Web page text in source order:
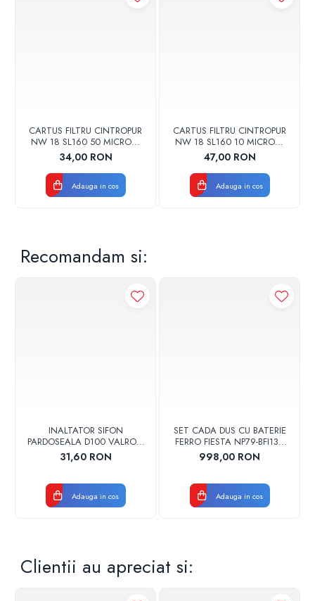
CARTUS FILTRU CINTROPUR
NW 18 SL160 50 MICRONI
MANSOANE FILTRARE SET
5BUC
34,00 RON
Adauga in cos
CARTUS FILTRU CINTROPUR
NW 18 SL160 10 MICRONI
MANSOANE FILTRARE SET
5BUC
47,00 RON
Adauga in cos
Recomandam si:
INALTATOR SIFON
PARDOSEALA D100 VALROM
17001900004
31,60 RON
Adauga in cos
SET CADA DUS CU BATERIE
FERRO FIESTA NP79-BFI13U
CROM
998,00 RON
Adauga in cos
Clientii au apreciat si: